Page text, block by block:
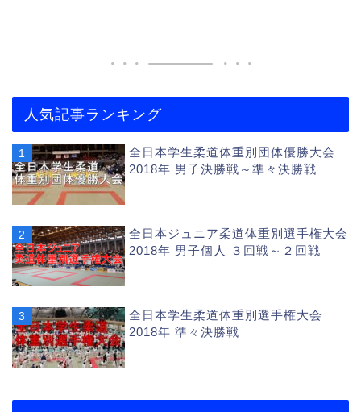
人気記事ランキング
全日本学生柔道体重別団体優勝大会
2018年 男子決勝戦～準々決勝戦
全日本ジュニア柔道体重別選手権大会
2018年 男子個人 ３回戦～２回戦
全日本学生柔道体重別選手権大会
2018年 準々決勝戦